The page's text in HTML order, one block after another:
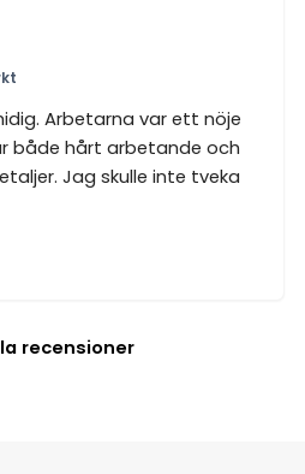
Arbetarna var ett nöje
både hårt arbetande och
Jag skulle inte tveka
recensioner